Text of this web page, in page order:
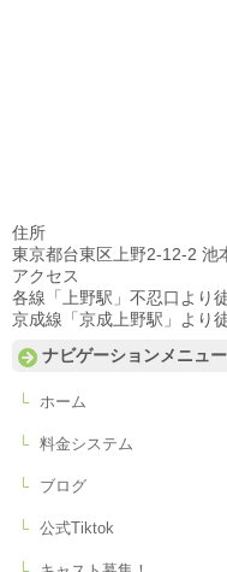
住所
東京都台東区上野2-12-2 池
アクセス
各線「上野駅」不忍口より
京成線「京成上野駅」より
ナビゲーションメニュー
ホーム
料金システム
ブログ
公式Tiktok